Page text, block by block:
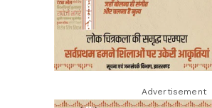
Advertisement